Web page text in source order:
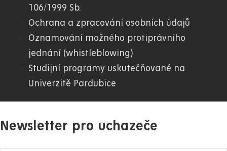
106/1999 Sb.
Ochrana a zpracování osobních údajů
Oznamování možného protiprávního
jednání (whistleblowing)
Studijní programy uskutečňované na
Univerzitě Pardubice
Newsletter pro uchazeče